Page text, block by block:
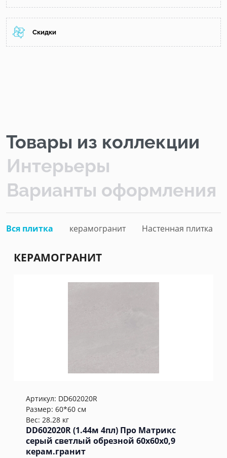
Скидки
Товары из коллекции
Интерьеры
Варианты оформления
Вся плитка керамогранит Настенная плитка
КЕРАМОГРАНИТ
Артикул: DD602020R
Размер: 60*60 см
Вес: 28.28 кг
DD602020R (1.44м 4пл) Про Матрикс
серый светлый обрезной 60x60x0,9
керам.гранит